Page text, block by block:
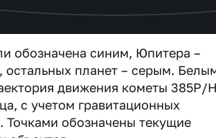
обозначена синим, Юпитера –
остальных планет – серым.
движения кометы 385P/
с учетом гравитационных
Точками обозначены текущие